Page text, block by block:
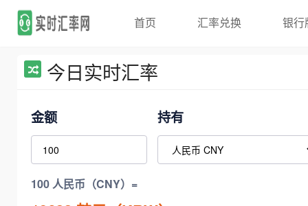
首页 汇率兑换 银行
今日实时汇率
金额 持有
100 人民币（CNY）=